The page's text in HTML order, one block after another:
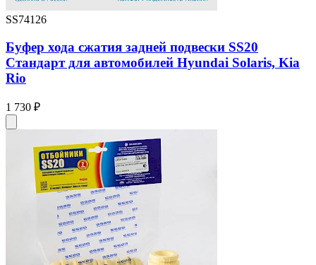
SS74126
Буфер хода сжатия задней подвески SS20
Стандарт для автомобилей Hyundai Solaris, Kia
Rio
1 730 ₽